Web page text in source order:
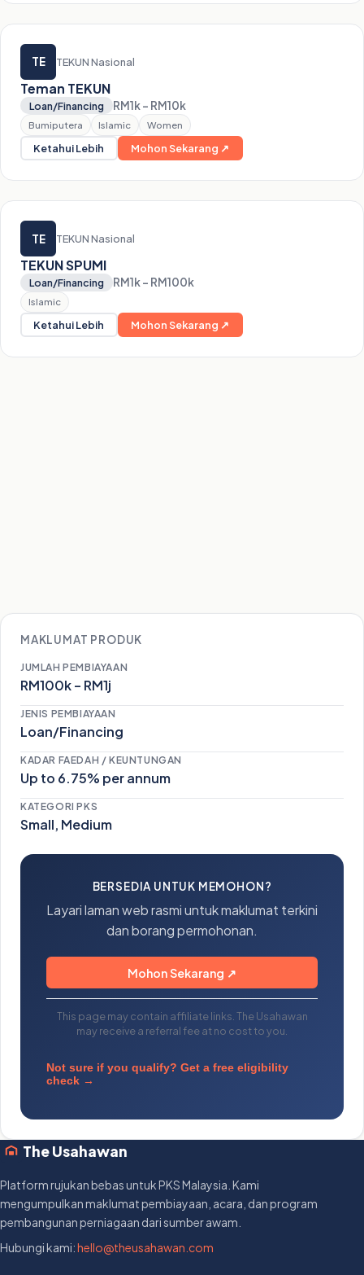
TE TEKUN Nasional
Teman TEKUN
Loan/Financing RM1k – RM10k
Bumiputera Islamic Women
Ketahui Lebih Mohon Sekarang ↗
TE TEKUN Nasional
TEKUN SPUMI
Loan/Financing RM1k – RM100k
Islamic
Ketahui Lebih Mohon Sekarang ↗
MAKLUMAT PRODUK
JUMLAH PEMBIAYAAN
RM100k – RM1j
JENIS PEMBIAYAAN
Loan/Financing
KADAR FAEDAH / KEUNTUNGAN
Up to 6.75% per annum
KATEGORI PKS
Small, Medium
BERSEDIA UNTUK MEMOHON?
Layari laman web rasmi untuk maklumat terkini
dan borang permohonan.
Mohon Sekarang ↗
This page may contain affiliate links. The Usahawan
may receive a referral fee at no cost to you.
Not sure if you qualify? Get a free eligibility
check →
The Usahawan
Platform rujukan bebas untuk PKS Malaysia. Kami
mengumpulkan maklumat pembiayaan, acara, dan program
pembangunan perniagaan dari sumber awam.
Hubungi kami:hello@theusahawan.com